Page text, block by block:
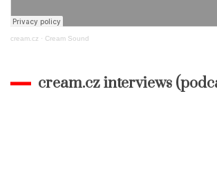
cream.cz · Cream Sound
cream.cz interviews